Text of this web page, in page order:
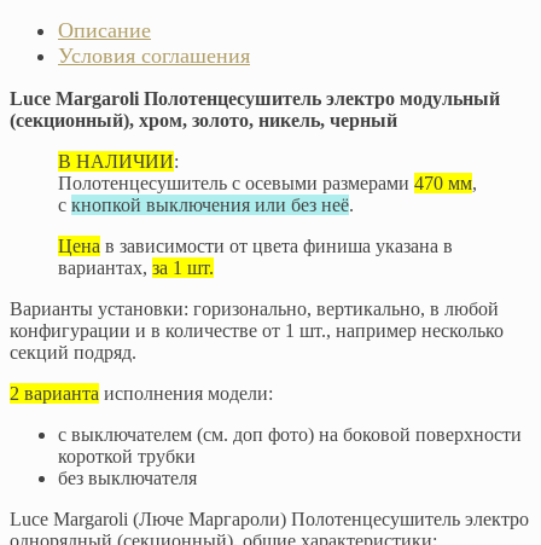
Описание
Условия соглашения
Luce Margaroli Полотенцесушитель электро модульный
(секционный), хром, золото, никель, черный
В НАЛИЧИИ:
Полотенцесушитель с осевыми размерами 470 мм,
с кнопкой выключения или без неё.
Цена в зависимости от цвета финиша указана в
вариантах, за 1 шт.
Варианты установки: горизонально, вертикально, в любой
конфигурации и в количестве от 1 шт., например несколько
секций подряд.
2 варианта исполнения модели:
с выключателем (см. доп фото) на боковой поверхности
короткой трубки
без выключателя
Luce Margaroli (Люче Маргароли) Полотенцесушитель электро
однорядный (секционный), общие характеристики: